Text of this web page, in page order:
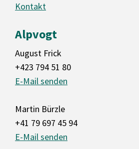
Kontakt
Alpvogt
August Frick
+423 794 51 80
E-Mail senden
Martin Bürzle
+41 79 697 45 94
E-Mail senden